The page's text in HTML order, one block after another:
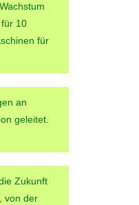
10
für
an
geleitet.
Zukunft
von der